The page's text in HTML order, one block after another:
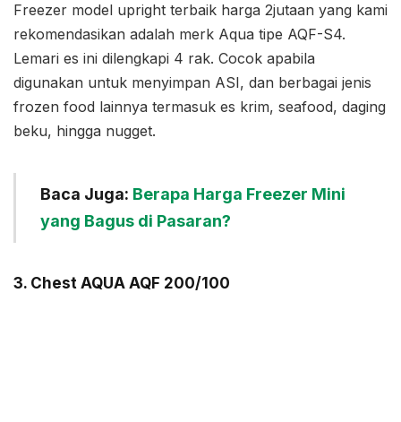
Freezer model upright terbaik harga 2jutaan yang kami
rekomendasikan adalah merk Aqua tipe AQF-S4.
Lemari es ini dilengkapi 4 rak. Cocok apabila
digunakan untuk menyimpan ASI, dan berbagai jenis
frozen food lainnya termasuk es krim, seafood, daging
beku, hingga nugget.
Baca Juga: Berapa Harga Freezer Mini
yang Bagus di Pasaran?
3. Chest AQUA AQF 200/100